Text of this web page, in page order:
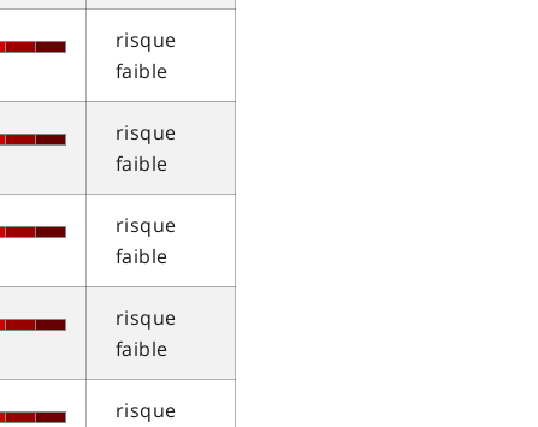
risque
faible
risque
faible
risque
faible
risque
faible
risque